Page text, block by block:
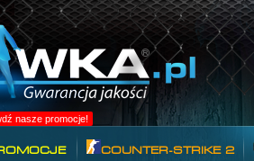
nasze promocje!
COUNTER-STRIKE 2